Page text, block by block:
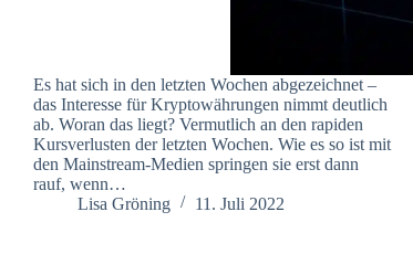
Es hat sich in den letzten Wochen abgezeichnet –
das Interesse für Kryptowährungen nimmt deutlich
ab. Woran das liegt? Vermutlich an den rapiden
Kursverlusten der letzten Wochen. Wie es so ist mit
den Mainstream-Medien springen sie erst dann
rauf, wenn…
Lisa Gröning
11. Juli 2022